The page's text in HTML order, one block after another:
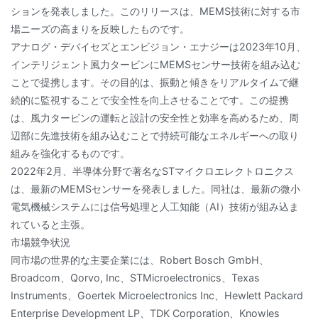
ションを発表しました。このリリースは、MEMS技術に対する市
場ニーズの高まりを反映したものです。
アナログ・デバイセズとエンビジョン・エナジーは2023年10月、
インテリジェント風力タービンにMEMSセンサー技術を組み込む
ことで提携します。その目的は、振動と傾きをリアルタイムで継
続的に監視することで安全性を向上させることです。この提携
は、風力タービンの運転と設計の安全性と効率を高めるため、周
辺部に先進技術を組み込むことで持続可能なエネルギーへの取り
組みを強化するものです。
2022年2月、半導体分野で著名なSTマイクロエレクトロニクス
は、最新のMEMSセンサーを発表しました。同社は、最新の微小
電気機械システムには信号処理と人工知能（AI）技術が組み込ま
れていると主張。
市場競争状況
同市場の世界的な主要企業には、Robert Bosch GmbH、
Broadcom、Qorvo, Inc、STMicroelectronics、Texas
Instruments、Goertek Microelectronics Inc、Hewlett Packard
Enterprise Development LP、TDK Corporation、Knowles